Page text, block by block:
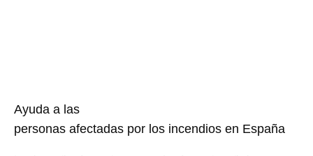
Ayuda a las
personas afectadas por los incendios en España